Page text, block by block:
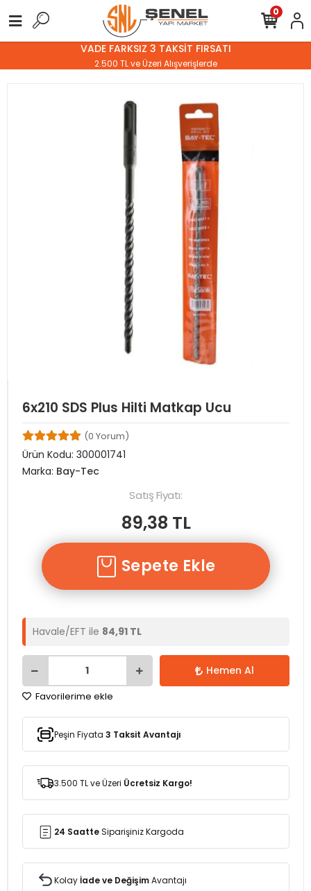
VADE FARKSIZ 3 TAKSİT FIRSATI
2.500 TL ve Üzeri Alışverişlerde
0
6x210 SDS Plus Hilti Matkap Ucu
(0 Yorum)
Ürün Kodu: 300001741
Marka: Bay-Tec
Satış Fiyatı:
89,38 TL
Sepete Ekle
Havale/EFT ile 84,91 TL
Hemen Al
Favorilerime ekle
Peşin Fiyata 3 Taksit Avantajı
3.500 TL ve Üzeri Ücretsiz Kargo!
24 SaatteSiparişiniz Kargoda
Kolayİade ve DeğişimAvantajı